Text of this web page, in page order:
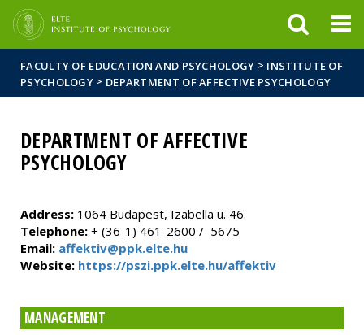
FACULTY OF EDUCATION AND PSYCHOLOGY > INSTITUTE OF
PSYCHOLOGY > DEPARTMENT OF AFFECTIVE PSYCHOLOGY
DEPARTMENT OF AFFECTIVE
PSYCHOLOGY
Address: 1064 Budapest, Izabella u. 46.
Telephone: + (36-1) 461-2600 / 5675
Email: affektiv@ppk.elte.hu
Website: https://pszi.ppk.elte.hu/affektiv
MANAGEMENT